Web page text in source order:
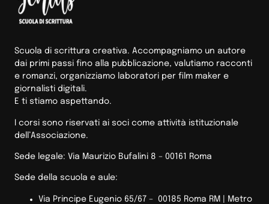
Scuola di scrittura creativa. Accompagniamo un autore
dai primi passi fino alla pubblicazione, valutiamo racconti
e romanzi, organizziamo laboratori per film maker e
giornalisti digitali.
E ti stiamo aspettando.
I corsi sono riservati ai soci come attività istituzionale
dell’Associazione.
Sede legale: Via Maurizio Bufalini 8 – 00161 Roma
Sede della scuola e aule:
Via Principe Eugenio 65/67 – 00185 Roma RM |
Metro